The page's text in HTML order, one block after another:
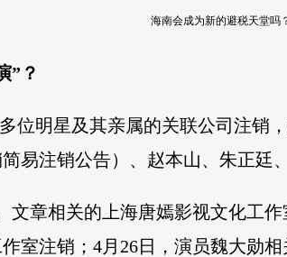
海南会成为新的避税天堂吗
”？
位明星及其亲属的关联公司注销
易注销公告）、赵本山、朱正廷
文章相关的上海唐嫣影视文化工
室注销；4月26日，演员魏大勋